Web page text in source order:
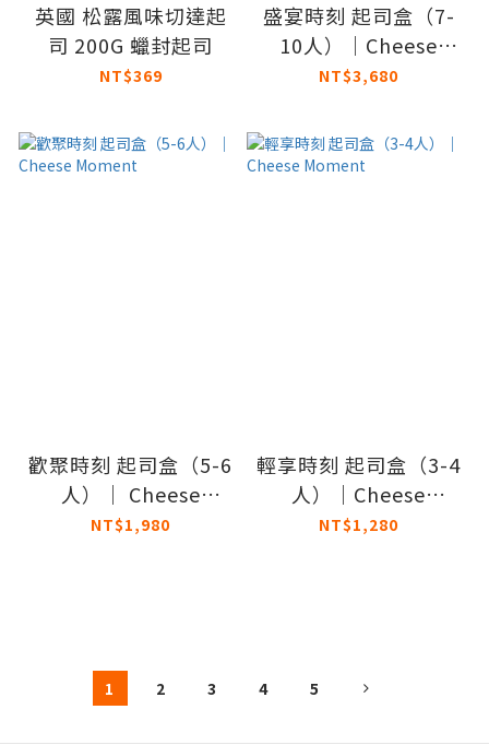
英國 松露風味切達起
司 200G 蠟封起司
NT$369
盛宴時刻 起司盒（7-
10人）｜Cheese
Moment
NT$3,680
歡聚時刻 起司盒（5-6
人）｜ Cheese
Moment
NT$1,980
輕享時刻 起司盒（3-4
人）｜Cheese
Moment
NT$1,280
1 2 3 4 5